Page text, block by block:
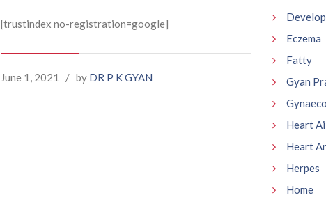
[trustindex no-registration=google]
June 1, 2021 / by DR P K GYAN
Eczema
Fatty
Gyan
Heart
Heart
Herpes
Home